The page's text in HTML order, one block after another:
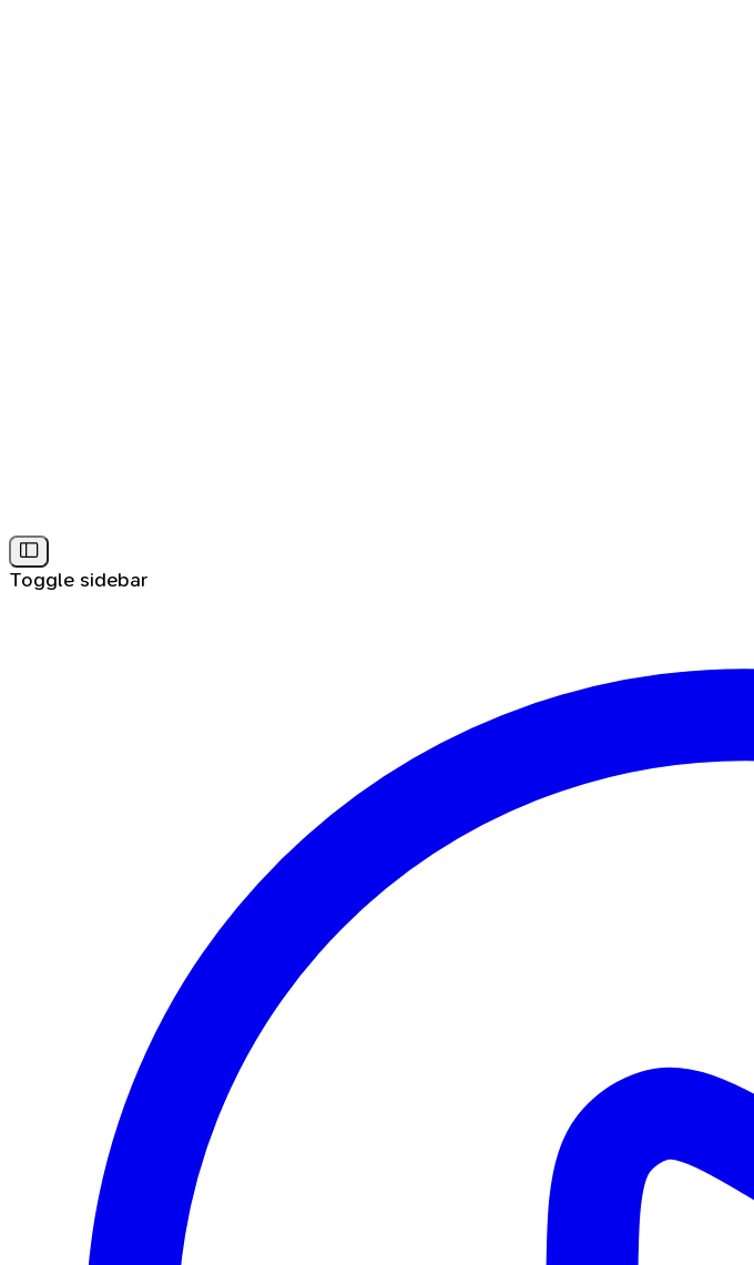
Toggle sidebar